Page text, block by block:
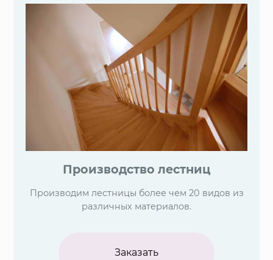
Производство лестниц
Производим лестницы более чем 20 видов из
различных материалов.
Заказать